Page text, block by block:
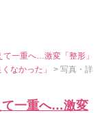
一重へ…激変「整形」
くなかった」> 写真・詳
て一重へ…激変